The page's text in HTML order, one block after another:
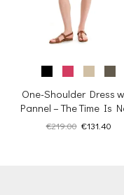
One-Shoulder Dress
Pannel – The Time Is
€219.00 Original
€131.40Η